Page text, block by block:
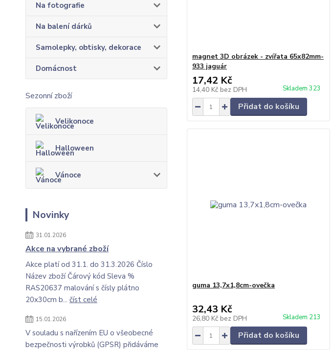
Na fotografie
Na balení dárků
Samolepky, obtisky, dekorace
Domácnost
Sezonní zboží
Velikonoce
Halloween
Vánoce
Novinky
31.01.2026
Akce na vybrané zboží
Akce platí od 31.1. do 31.3.2026 Číslo
Název zboží Čárový kód Sleva %
RAS20637 malování s čísly plátno
20x30cm b... číst celé
15.01.2026
V souladu s nařízením EU o všeobecné
bezpečnosti výrobků (GPSR) přidáváme
magnet 3D obrázek - zvířata 65x82mm-
933 jaguár
17,42 Kč
14,40 Kč bez DPH Skladem 323
Přidat do košíku
guma 13,7x1,8cm-ovečka
32,43 Kč
26,80 Kč bez DPH Skladem 213
Přidat do košíku